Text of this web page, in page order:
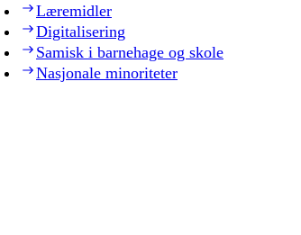
Læremidler
Digitalisering
Samisk i barnehage og skole
Nasjonale minoriteter